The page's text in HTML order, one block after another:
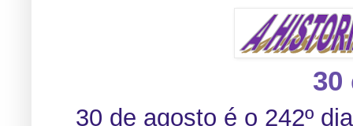
30
30 de agosto é o 242º